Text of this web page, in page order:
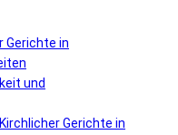
Gerichte in
und
Gerichte in